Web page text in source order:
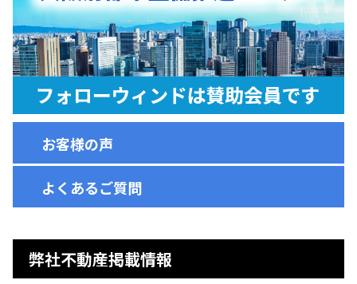
お客様の声
よくあるご質問
弊社不動産掲載情報